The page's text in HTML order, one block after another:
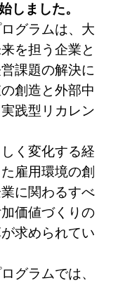
しました。
グラムは、大
を担う企業と
課題の解決に
創造と外部中
践型リカレン
く変化する経
雇用環境の創
に関わるすべ
価値づくりの
求められてい
グラムでは、